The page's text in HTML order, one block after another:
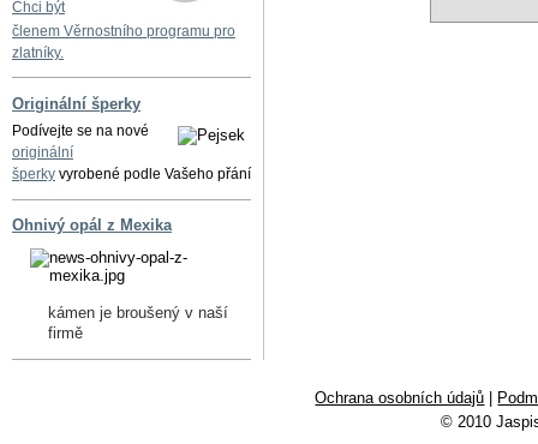
Chci být
členem Věrnostního programu pro
zlatníky.
Originální šperky
Podívejte se na nové
originální
šperky vyrobené podle Vašeho přání
Ohnivý opál z Mexika
kámen je broušený v naší
firmě
Ochrana osobních údajů
© 2010